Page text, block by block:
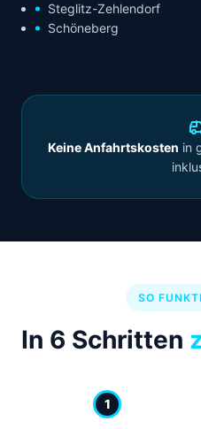
Steglitz-Zehlendorf
Schöneberg
Keine Anfahrtskosten in
SO
In 6 Schritten
1